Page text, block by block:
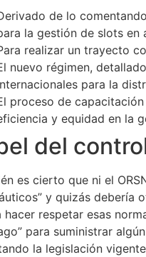
de lo
la gestión de slots en
realizar un trayecto
nuevo régimen,
para la
proceso de
y equidad en la
del
es cierto que ni el
y quizás debería
hacer respetar esas
para suministrar
la legislación